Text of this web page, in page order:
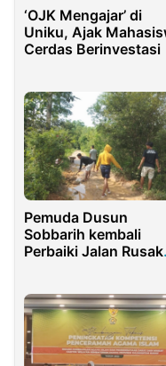
‘OJK Mengajar’ di
Uniku, Ajak
Cerdas Berinvestasi
Pemuda Dusun
Sobbarih kembali
Perbaiki Jalan Rusak